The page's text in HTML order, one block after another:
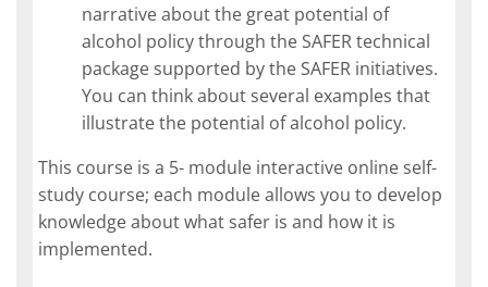
narrative about the great potential of
alcohol policy through the SAFER technical
package supported by the SAFER initiatives.
You can think about several examples that
illustrate the potential of alcohol policy.
This course is a 5- module interactive online self-
study course; each module allows you to develop
knowledge about what safer is and how it is
implemented.